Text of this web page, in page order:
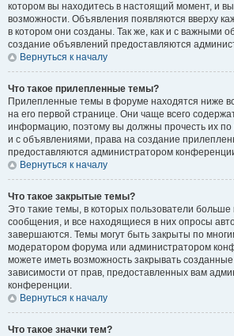
котором вы находитесь в настоящий момент, и
возможности. Объявления появляются вверху
в котором они созданы. Так же, как и с важными
создание объявлений предоставляются
Вернуться к началу
Что такое прилепленные темы?
Прилепленные темы в форуме находятся ниже
на его первой странице. Они чаще всего
информацию, поэтому вы должны прочесть их по
и с объявлениями, права на создание
предоставляются администратором
Вернуться к началу
Что такое закрытые темы?
Это такие темы, в которых пользователи больше
сообщения, и все находящиеся в них опросы
завершаются. Темы могут быть закрыты по
модератором форума или администратором
можете иметь возможность закрывать
зависимости от прав, предоставленных вам
конференции.
Вернуться к началу
Что такое значки тем?